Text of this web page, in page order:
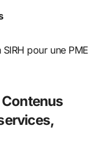
pour une PME